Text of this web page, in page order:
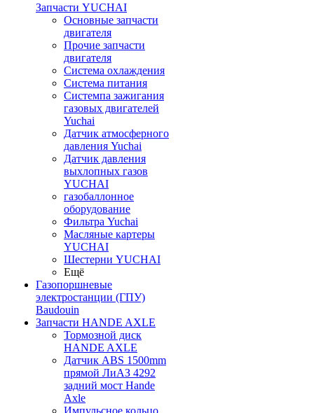
Запчасти YUCHAI
Основные запчасти
двигателя
Прочие запчасти
двигателя
Система охлаждения
Система питания
Системпа зажигания
газовых двигателей
Yuchai
Датчик атмосферного
давления Yuchai
Датчик давления
выхлопных газов
YUCHAI
газобаллонное
оборудование
Фильтра Yuchai
Масляные картеры
YUCHAI
Шестерни YUCHAI
Ещё
Газопоршневые
электростанции (ГПУ)
Baudouin
Запчасти HANDE AXLE
Тормозной диск
HANDE AXLE
Датчик ABS 1500mm
прямой ЛиАЗ 4292
задний мост Hande
Axle
Импульсное кольцо